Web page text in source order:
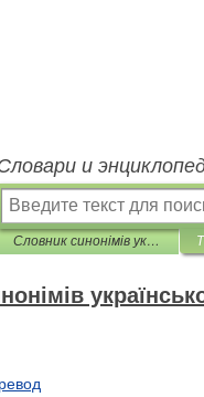
и
Словник синонімів української мови